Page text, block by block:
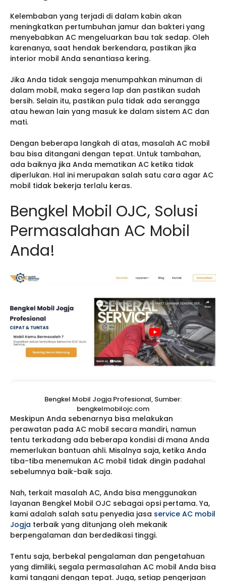
Kelembaban yang terjadi di dalam kabin akan
meningkatkan pertumbuhan jamur dan bakteri yang
menyebabkan AC mengeluarkan bau tak sedap. Oleh
karenanya, saat hendak berkendara, pastikan jika
interior mobil Anda senantiasa kering.
Jika Anda tidak sengaja menumpahkan minuman di
dalam mobil, maka segera lap dan pastikan sudah
bersih. Selain itu, pastikan pula tidak ada serangga
atau hewan lain yang masuk ke dalam sistem AC dan
mati.
Dengan beberapa langkah di atas, masalah AC mobil
bau bisa ditangani dengan tepat. Untuk tambahan,
ada baiknya jika Anda mematikan AC ketika tidak
diperlukan. Hal ini merupakan salah satu cara agar AC
mobil tidak bekerja terlalu keras.
Bengkel Mobil OJC, Solusi
Permasalahan AC Mobil
Anda!
Bengkel Mobil Jogja Profesional, Sumber:
bengkelmobilojc.com
Meskipun Anda sebenarnya bisa melakukan
perawatan pada AC mobil secara mandiri, namun
tentu terkadang ada beberapa kondisi di mana Anda
memerlukan bantuan ahli. Misalnya saja, ketika Anda
tiba-tiba menemukan AC mobil tidak dingin padahal
sebelumnya baik-baik saja.
Nah, terkait masalah AC, Anda bisa menggunakan
layanan Bengkel Mobil OJC sebagai opsi pertama. Ya,
kami adalah salah satu penyedia jasa service AC mobil
Jogja terbaik yang ditunjang oleh mekanik
berpengalaman dan berdedikasi tinggi.
Tentu saja, berbekal pengalaman dan pengetahuan
yang dimiliki, segala permasalahan AC mobil Anda bisa
kami tangani dengan tepat. Juga, setiap pengerjaan